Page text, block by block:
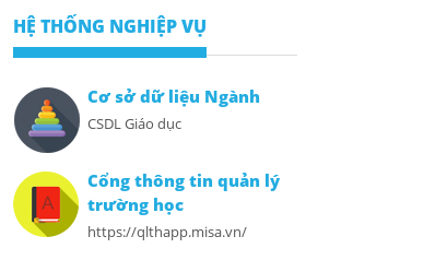
HỆ THỐNG NGHIỆP VỤ
Cơ sở dữ liệu Ngành
CSDL Giáo dục
Cổng thông tin quản lý
trường học
https://qlthapp.misa.vn/